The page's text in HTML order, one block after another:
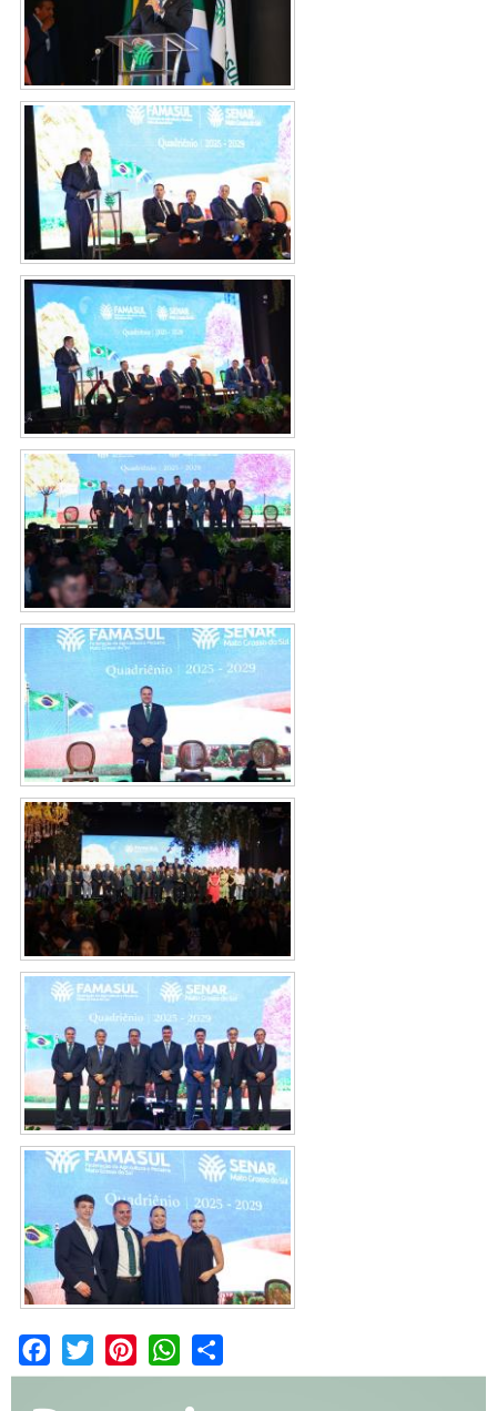
Facebook
Twitter PinterestWhatsApp